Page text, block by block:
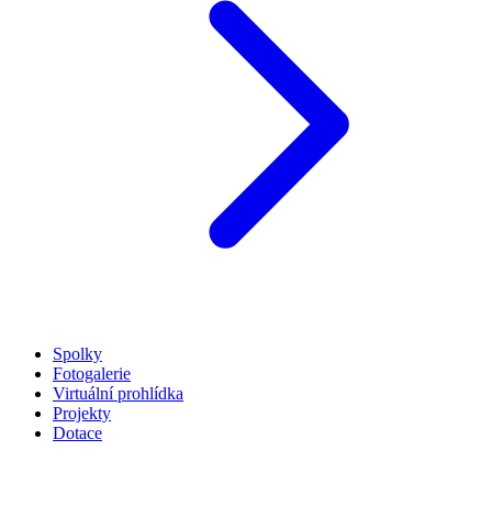
Spolky
Fotogalerie
Virtuální prohlídka
Projekty
Dotace